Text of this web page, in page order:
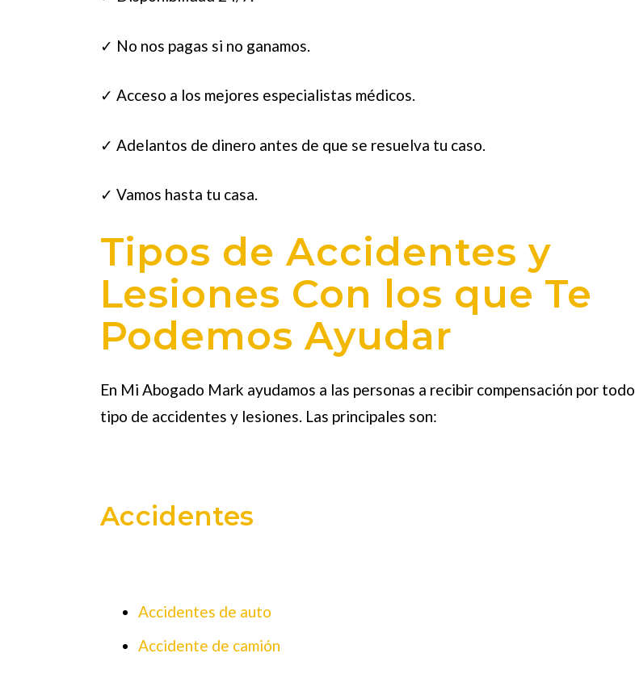
✓ No nos pagas si no ganamos.
✓ Acceso a los mejores especialistas médicos.
✓ Adelantos de dinero antes de que se resuelva tu caso.
✓ Vamos hasta tu casa.
Tipos de Accidentes y
Lesiones Con los que Te
Podemos Ayudar
En Mi Abogado Mark ayudamos a las personas a recibir compensación por todo
tipo de accidentes y lesiones. Las principales son:
Accidentes
Accidentes de auto
Accidente de camión